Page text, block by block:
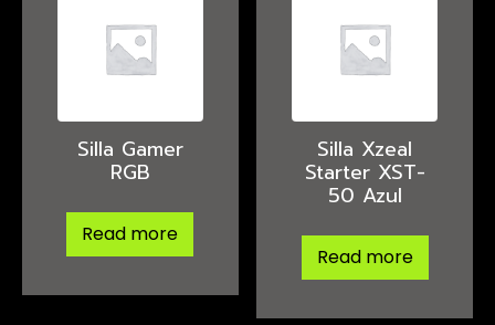
Silla Gamer
RGB
Read more
Silla Xzeal
Starter XST-
50 Azul
Read more